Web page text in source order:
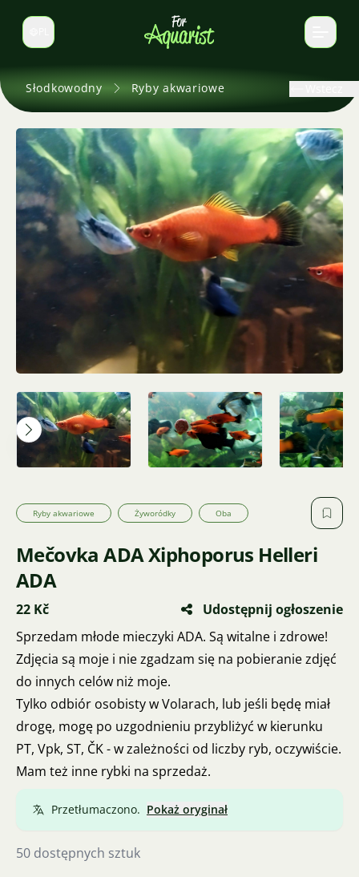
Zmień język
Słodkowodny Ryby akwariowe
Ryby akwariowe Żyworódky Oba
Mečovka ADA Xiphoporus Helleri
ADA
22 Kč
Udostępnij ogłoszenie
Sprzedam młode mieczyki ADA. Są witalne i zdrowe!
Zdjęcia są moje i nie zgadzam się na pobieranie zdjęć
do innych celów niż moje.
Tylko odbiór osobisty w Volarach, lub jeśli będę miał
drogę, mogę po uzgodnieniu przybliżyć w kierunku
PT, Vpk, ST, ČK - w zależności od liczby ryb, oczywiście.
Mam też inne rybki na sprzedaż.
Przetłumaczono. Pokaż oryginał
50 dostępnych sztuk